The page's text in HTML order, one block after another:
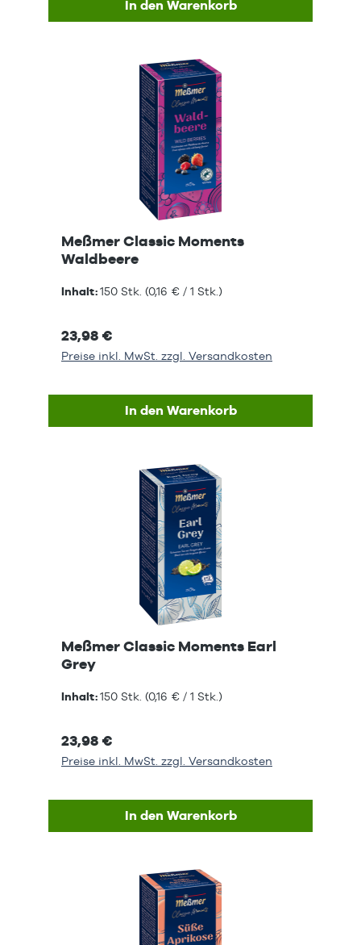
In den Warenkorb
Meßmer Classic Moments
Waldbeere
Inhalt:150 Stk. (0,16 € / 1 Stk.)
23,98 €
Preise inkl. MwSt. zzgl. Versandkosten
In den Warenkorb
Meßmer Classic Moments Earl
Grey
Inhalt:150 Stk. (0,16 € / 1 Stk.)
23,98 €
Preise inkl. MwSt. zzgl. Versandkosten
In den Warenkorb